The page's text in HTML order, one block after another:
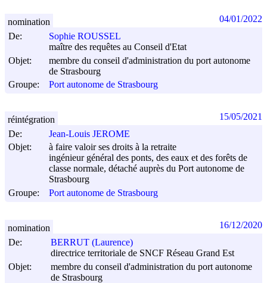
De:
Sophie ROUSSEL
maître des requêtes au Conseil d'Etat
Objet:
membre du conseil d'administration du port autonome
de Strasbourg
Groupe:
Port autonome de Strasbourg
nomination 04/01/2022
De:
Jean-Louis JEROME
Objet:
à faire valoir ses droits à la retraite
ingénieur général des ponts, des eaux et des forêts de
classe normale, détaché auprès du Port autonome de
Strasbourg
Groupe:
Port autonome de Strasbourg
réintégration 15/05/2021
De:
BERRUT (Laurence)
directrice territoriale de SNCF Réseau Grand Est
Objet:
membre du conseil d'administration du port autonome
de Strasbourg
nomination 16/12/2020